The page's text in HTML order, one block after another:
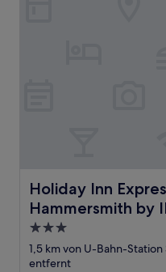
Holiday Inn
Hammersmith by
Holiday Inn Express
3.0-
Sterne-
Unterkunft
1,5 km von U-Bahn-
entfernt